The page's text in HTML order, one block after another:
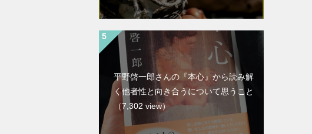
平野啓一郎さんの『本心』から読み解
く他者性と向き合うについて思うこと
（7,302 view）